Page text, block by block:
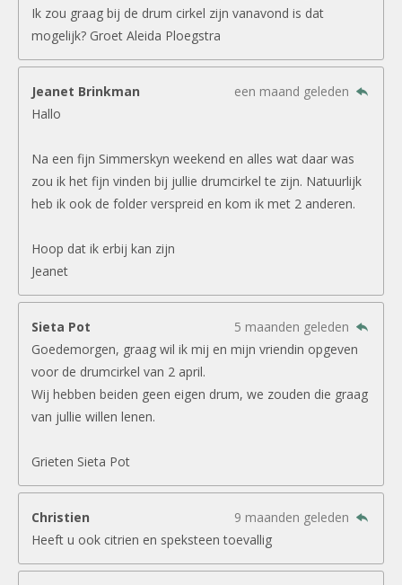
Ik zou graag bij de drum cirkel zijn vanavond is dat
mogelijk? Groet Aleida Ploegstra
Jeanet Brinkman
een maand geleden
Hallo
Na een fijn Simmerskyn weekend en alles wat daar was
zou ik het fijn vinden bij jullie drumcirkel te zijn. Natuurlijk
heb ik ook de folder verspreid en kom ik met 2 anderen.
Hoop dat ik erbij kan zijn
Jeanet
Sieta Pot
5 maanden geleden
Goedemorgen, graag wil ik mij en mijn vriendin opgeven
voor de drumcirkel van 2 april.
Wij hebben beiden geen eigen drum, we zouden die graag
van jullie willen lenen.
Grieten Sieta Pot
Christien
9 maanden geleden
Heeft u ook citrien en speksteen toevallig